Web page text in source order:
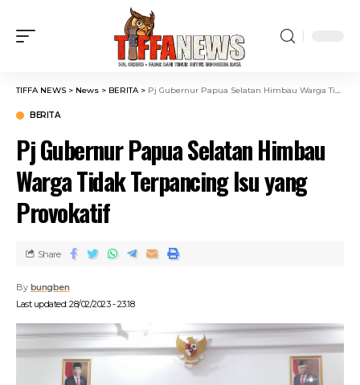
TIFFA NEWS > News > BERITA> Pj Gubernur Papua Selatan Himbau Warga Tidak Terpancing Isu yang Provokatif
BERITA
Pj Gubernur Papua Selatan Himbau
Warga Tidak Terpancing Isu yang
Provokatif
Last updated: 28/02/2023 - 23:18
By bungben
Share